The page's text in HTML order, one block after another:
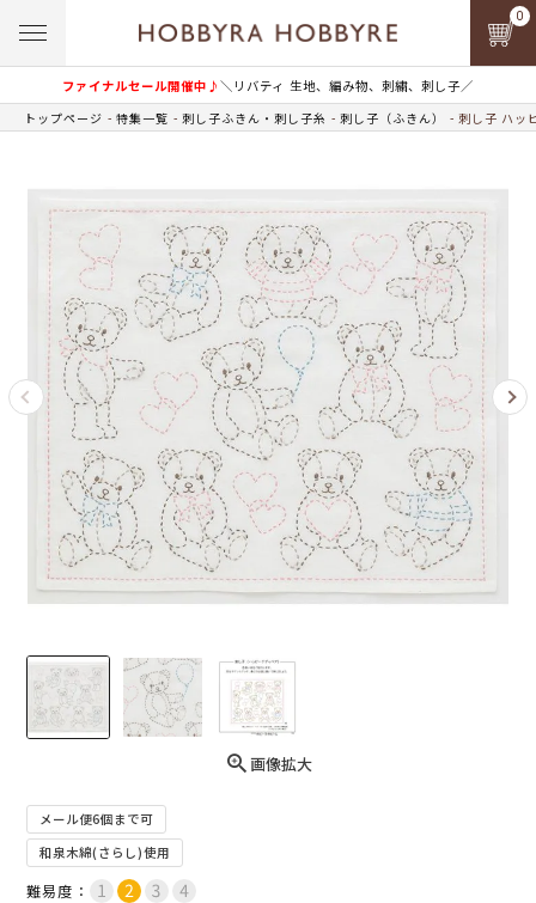
ファイナルセール開催中♪＼リバティ 生地、編み物、刺繍、刺し子／
0
トップページ 特集一覧 刺し子ふきん・刺し子糸 刺し子（ふきん） 刺し子 ハッ
画像拡大
メール便6個まで可
和泉木綿(さらし)使用
難易度：